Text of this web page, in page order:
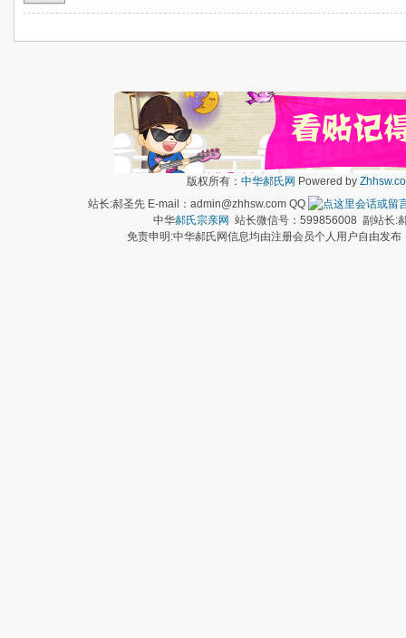
版权所有： 中华郝氏网 Powered by
站长:郝圣先 E-mail：admin@zhhsw.com QQ
中华郝氏宗亲网 站长微信号：599856008 副站长:
免责申明:中华郝氏网信息均由注册会员个人用户自由发